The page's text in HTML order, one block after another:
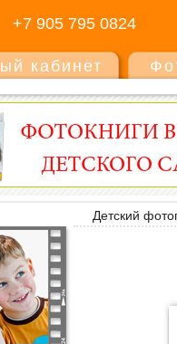
+7 905 795 0824
кабинет
Детский